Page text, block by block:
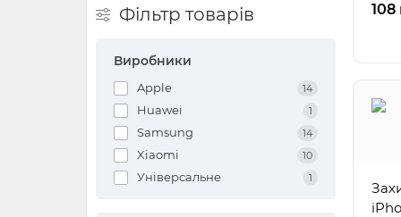
Фільтр товарів
Виробники
Apple 14
Huawei 1
Samsung 14
Xiaomi 10
Універсальне 1
108